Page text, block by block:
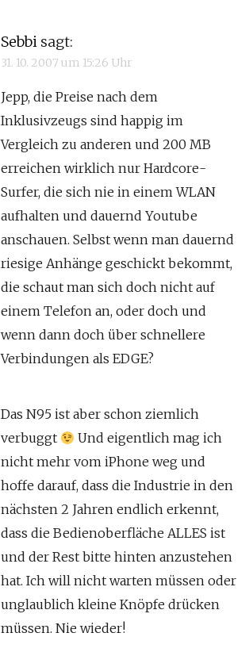
Sebbi sagt:
31. 10. 2007 um 15:26 Uhr
Jepp, die Preise nach dem
Inklusivzeugs sind happig im
Vergleich zu anderen und 200 MB
erreichen wirklich nur Hardcore-
Surfer, die sich nie in einem WLAN
aufhalten und dauernd Youtube
anschauen. Selbst wenn man dauernd
riesige Anhänge geschickt bekommt,
die schaut man sich doch nicht auf
einem Telefon an, oder doch und
wenn dann doch über schnellere
Verbindungen als EDGE?
Das N95 ist aber schon ziemlich
verbuggt
Und eigentlich mag ich
nicht mehr vom iPhone weg und
hoffe darauf, dass die Industrie in den
nächsten 2 Jahren endlich erkennt,
dass die Bedienoberfläche ALLES ist
und der Rest bitte hinten anzustehen
hat. Ich will nicht warten müssen oder
unglaublich kleine Knöpfe drücken
müssen. Nie wieder!